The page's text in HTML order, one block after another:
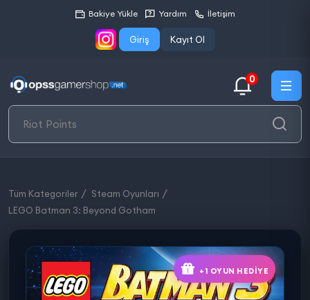
Bakiye Yükle Yardım İletişim
Giriş Kayıt Ol
0
Tüm Kategoriler
Steam Oyunları
LEGO Batman 3: Beyond Gotham
+1 OYUN HEDIYE